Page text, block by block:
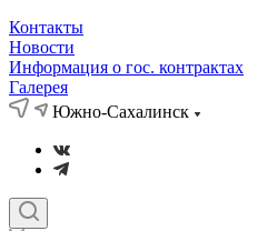
Контакты
Новости
Информация о гос. контрактах
Галерея
Южно-Сахалинск